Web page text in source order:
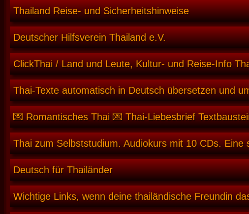
Thailand Reise- und Sicherheitshinweise
Deutscher Hilfsverein Thailand e.V.
ClickThai / Land und Leute, Kultur- und Reise-Info
Thai-Texte automatisch in Deutsch übersetzen und
💌 Romantisches Thai 💌 Thai-Liebesbrief
Thai zum Selbststudium. Audiokurs mit 10 CDs.
Deutsch für Thailänder
Wichtige Links, wenn deine thailändische Freundin